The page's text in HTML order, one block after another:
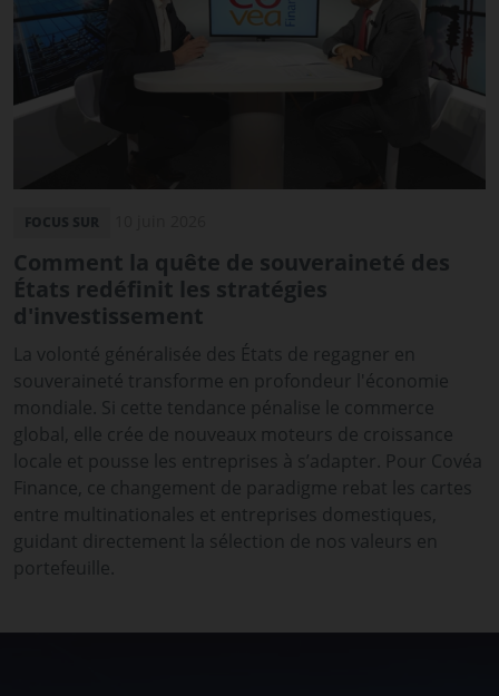
Comment la quête de souveraineté des
États redéfinit les stratégies
d'investissement
La volonté généralisée des États de regagner en
souveraineté transforme en profondeur l'économie
mondiale. Si cette tendance pénalise le commerce
global, elle crée de nouveaux moteurs de croissance
locale et pousse les entreprises à s’adapter. Pour Covéa
Finance, ce changement de paradigme rebat les cartes
entre multinationales et entreprises domestiques,
guidant directement la sélection de nos valeurs en
portefeuille.